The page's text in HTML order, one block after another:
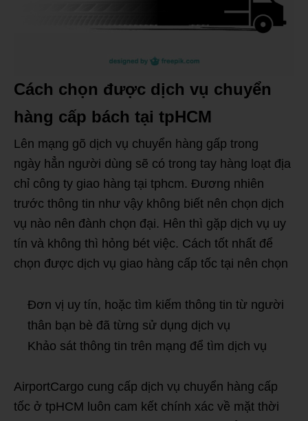
Cách chọn được dịch vụ chuyển
hàng cấp bách tại tpHCM
Lên mạng gõ dịch vụ chuyển hàng gấp trong
ngày hẳn người dùng sẽ có trong tay hàng loạt địa
chỉ công ty giao hàng tại tphcm. Đương nhiên
trước thông tin như vậy không biết nên chọn dịch
vụ nào nên đành chọn đại. Hên thì gặp dịch vụ uy
tín và không thì hỏng bét việc. Cách tốt nhất để
chọn được dịch vụ giao hàng cấp tốc tại nên chọn
Đơn vị uy tín, hoặc tìm kiếm thông tin từ người
thân bạn bè đã từng sử dụng dịch vụ
Khảo sát thông tin trên mạng để tìm dịch vụ
AirportCargo cung cấp dịch vụ chuyển hàng cấp
tốc ở tpHCM luôn cam kết chính xác về mặt thời